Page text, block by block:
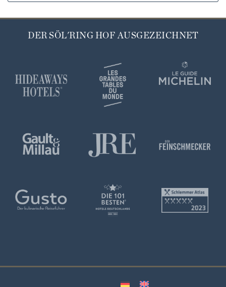
DER SÖL'RING HOF AUSGEZEICHNET